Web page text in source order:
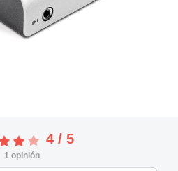
4 / 5
1opinión